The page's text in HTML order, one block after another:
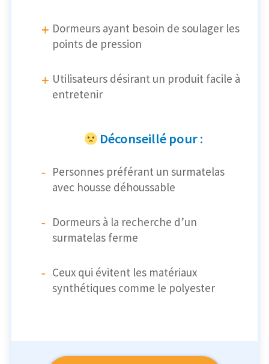
Dormeurs ayant besoin de soulager les
points de pression
Utilisateurs désirant un produit facile à
entretenir
Déconseillé pour :
Personnes préférant un surmatelas
avec housse déhoussable
Dormeurs à la recherche d’un
surmatelas ferme
Ceux qui évitent les matériaux
synthétiques comme le polyester